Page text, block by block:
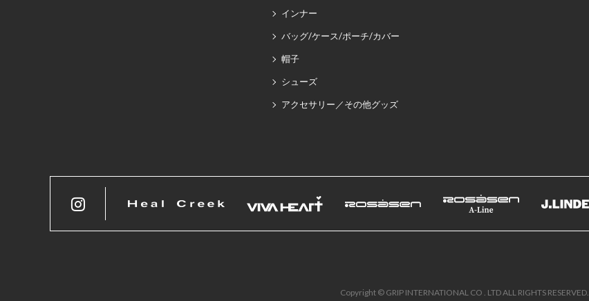
インナー
バッグ/ケース/ポーチ/カバー
帽子
シューズ
アクセサリー／その他グッズ
Copyright © GRIP INTERNATIONAL CO . LTD ALL RIGHTS RESERVED.